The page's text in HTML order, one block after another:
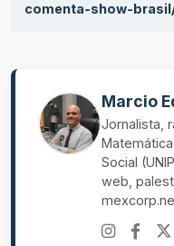
comenta-show-
Marcio
Jornalista,
Social
web,